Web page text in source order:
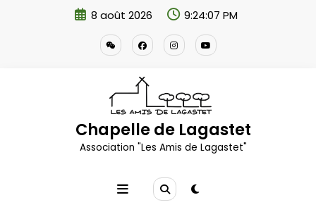
8 août 2026 9:24:07 PM
Chapelle de Lagastet
Association "Les Amis de Lagastet"